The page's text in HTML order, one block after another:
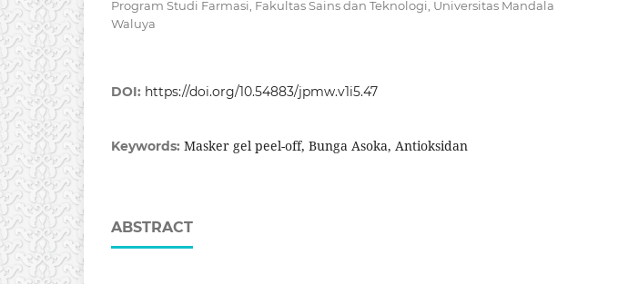
Program Studi Farmasi, Fakultas Sains dan Teknologi, Universitas Mandala
Waluya
DOI: https://doi.org/10.54883/jpmw.v1i5.47
Keywords: Masker gel peel-off, Bunga Asoka, Antioksidan
ABSTRACT